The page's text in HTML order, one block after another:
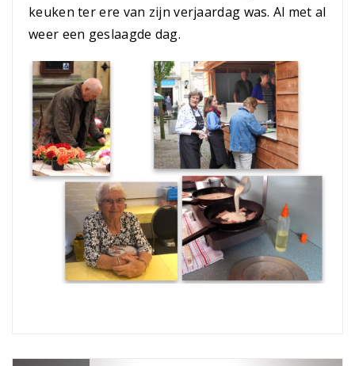
keuken ter ere van zijn verjaardag was. Al met al
weer een geslaagde dag.